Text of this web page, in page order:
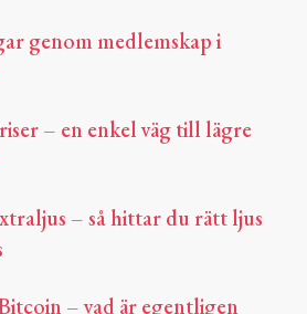
genom medlemskap i
– en enkel väg till lägre
– så hittar du rätt ljus
– vad är egentligen